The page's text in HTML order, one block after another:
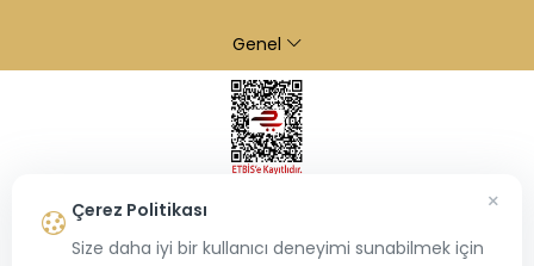
Genel
Çerez Politikası
Size daha iyi bir kullanıcı deneyimi sunabilmek için
×